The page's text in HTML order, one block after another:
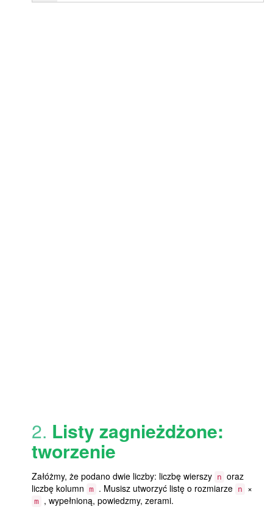
2. Listy zagnieżdżone:
tworzenie
Załóżmy, że podano dwie liczby: liczbę wierszy n oraz
liczbę kolumn
m . Musisz utworzyć listę o rozmiarze n ×
m , wypełnioną, powiedzmy, zerami.